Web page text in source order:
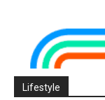
Lifestyle